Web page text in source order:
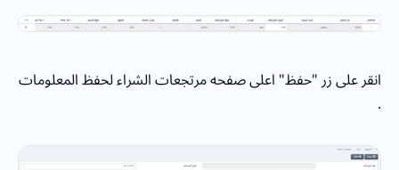
انقر على زر "حفظ" اعلى صفحه مرتجعات الشراء لحفظ المعلومات
.